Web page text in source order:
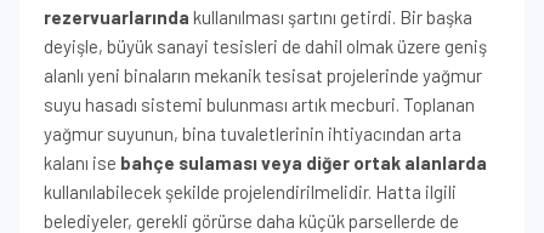
rezervuarlarında kullanılması şartını getirdi. Bir başka
deyişle, büyük sanayi tesisleri de dahil olmak üzere geniş
alanlı yeni binaların mekanik tesisat projelerinde yağmur
suyu hasadı sistemi bulunması artık mecburi. Toplanan
yağmur suyunun, bina tuvaletlerinin ihtiyacından arta
kalanı ise bahçe sulaması veya diğer ortak alanlarda
kullanılabilecek şekilde projelendirilmelidir. Hatta ilgili
belediyeler, gerekli görürse daha küçük parsellerde de